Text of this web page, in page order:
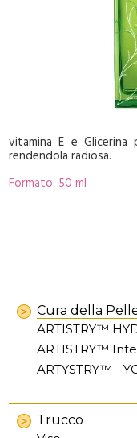
vitamina E e
rendendola radiosa.
Formato: 50 ml
Cura della
ARTISTRY™
ARTISTRY™
ARTYSTRY™ -
Trucco